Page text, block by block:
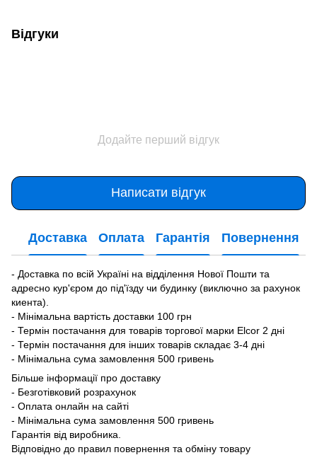
Відгуки
Додайте перший відгук
Написати відгук
Доставка Оплата Гарантія Повернення
- Доставка по всій Україні на відділення Нової Пошти та
адресно кур'єром до під'їзду чи будинку (виключно за рахунок
киента).
- Мінімальна вартість доставки 100 грн
- Термін постачання для товарів торгової марки Elcor 2 дні
- Термін постачання для інших товарів складає 3-4 дні
- Мінімальна сума замовлення 500 гривень
Більше інформації про доставку
- Безготівковий розрахунок
- Оплата онлайн на сайті
- Мінімальна сума замовлення 500 гривень
Гарантія від виробника.
Відповідно до правил повернення та обміну товару